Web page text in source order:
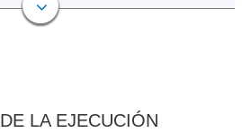
LA EJECUCIÓN